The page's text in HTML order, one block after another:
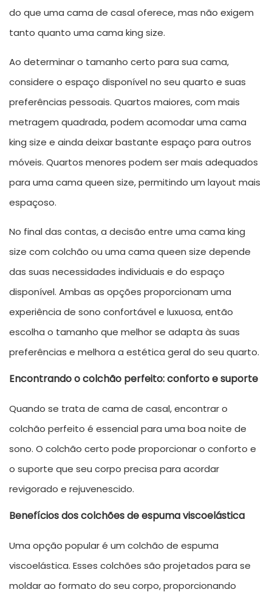
do que uma cama de casal oferece, mas não exigem
tanto quanto uma cama king size.
Ao determinar o tamanho certo para sua cama,
considere o espaço disponível no seu quarto e suas
preferências pessoais. Quartos maiores, com mais
metragem quadrada, podem acomodar uma cama
king size e ainda deixar bastante espaço para outros
móveis. Quartos menores podem ser mais adequados
para uma cama queen size, permitindo um layout mais
espaçoso.
No final das contas, a decisão entre uma cama king
size com colchão ou uma cama queen size depende
das suas necessidades individuais e do espaço
disponível. Ambas as opções proporcionam uma
experiência de sono confortável e luxuosa, então
escolha o tamanho que melhor se adapta às suas
preferências e melhora a estética geral do seu quarto.
Encontrando o colchão perfeito: conforto e suporte
Quando se trata de cama de casal, encontrar o
colchão perfeito é essencial para uma boa noite de
sono. O colchão certo pode proporcionar o conforto e
o suporte que seu corpo precisa para acordar
revigorado e rejuvenescido.
Benefícios dos colchões de espuma viscoelástica
Uma opção popular é um colchão de espuma
viscoelástica. Esses colchões são projetados para se
moldar ao formato do seu corpo, proporcionando